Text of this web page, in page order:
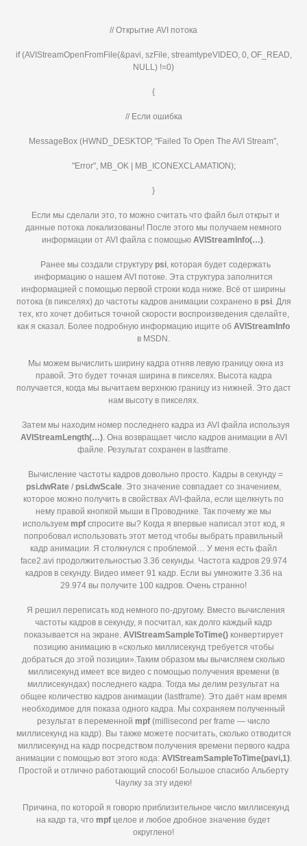
// Открытие AVI потока
if (AVIStreamOpenFromFile(&pavi, szFile, streamtypeVIDEO, 0, OF_READ,
NULL) !=0)
{
// Если ошибка
MessageBox (HWND_DESKTOP, "Failed To Open The AVI Stream",
"Error", MB_OK | MB_ICONEXCLAMATION);
}
Если мы сделали это, то можно считать что файл был открыт и
данные потока локализованы! После этого мы получаем немного
информации от AVI файла с помощью AVIStreamInfo(…).
Ранее мы создали структуру psi, которая будет содержать
информацию о нашем AVI потоке. Эта структура заполнится
информацией с помощью первой строки кода ниже. Всё от ширины
потока (в пикселях) до частоты кадров анимации сохранено в psi. Для
тех, кто хочет добиться точной скорости воспроизведения сделайте,
как я сказал. Более подробную информацию ищите об AVIStreamInfo
в MSDN.
Мы можем вычислить ширину кадра отняв левую границу окна из
правой. Это будет точная ширина в пикселях. Высота кадра
получается, когда мы вычитаем верхнюю границу из нижней. Это даст
нам высоту в пикселях.
Затем мы находим номер последнего кадра из AVI файла используя
AVIStreamLength(…). Она возвращает число кадров анимации в AVI
файле. Результат сохранен в lastframe.
Вычисление частоты кадров довольно просто. Кадры в секунду =
psi.dwRate / psi.dwScale. Это значение совпадает со значением,
которое можно получить в свойствах AVI-файла, если щелкнуть по
нему правой кнопкой мыши в Проводнике. Так почему же мы
используем mpfспросите вы? Когда я впервые написал этот код, я
попробовал использовать этот метод чтобы выбрать правильный
кадр анимации. Я столкнулся с проблемой… У меня есть файл
face2.avi продолжительностью 3.36 секунды. Частота кадров 29.974
кадров в секунду. Видео имеет 91 кадр. Если вы умножите 3.36 на
29.974 вы получите 100 кадров. Очень странно!
Я решил переписать код немного по-другому. Вместо вычисления
частоты кадров в секунду, я посчитал, как долго каждый кадр
показывается на экране. AVIStreamSampleToTime()конвертирует
позицию анимацию в «сколько миллисекунд требуется чтобы
добраться до этой позиции».Таким образом мы вычисляем сколько
миллисекунд имеет все видео с помощью получения времени (в
миллисекундах) последнего кадра. Тогда мы делим результат на
общее количество кадров анимации (lastframe). Это даёт нам время
необходимое для показа одного кадра. Мы сохраняем полученный
результат в переменной mpf (millisecond per frame — число
миллисекунд на кадр). Вы также можете посчитать, сколько отводится
миллисекунд на кадр посредством получения времени первого кадра
анимации с помощью вот этого кода: AVIStreamSampleToTime(pavi,1).
Простой и отлично работающий способ! Большое спасибо Альберту
Чаулку за эту идею!
Причина, по которой я говорю приблизительное число миллисекунд
на кадр та, что mpf целое и любое дробное значение будет
округлено!